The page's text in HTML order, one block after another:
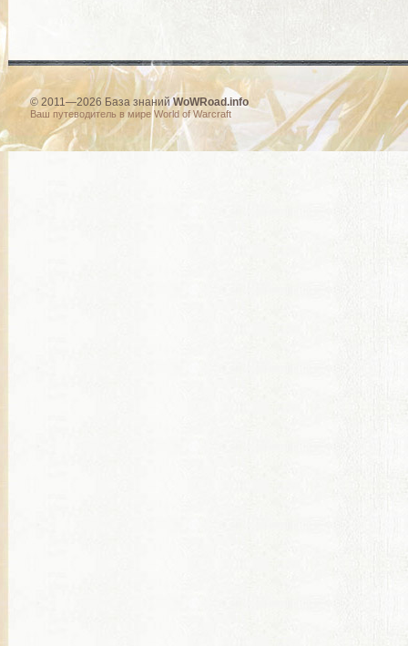
© 2011—2026 База знанийWoWRoad.info
Ваш путеводитель в мире World of Warcraft